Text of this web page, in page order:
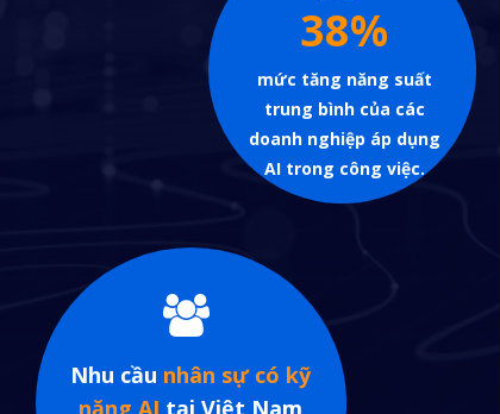
Nhu cầu nhân sự có kỹ
năng AI tại Việt Nam
38%
mức tăng năng suất
trung bình của các
doanh nghiệp áp dụng
AI trong công việc.